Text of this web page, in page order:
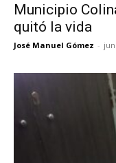
Municipio
quitó la vida
José Manuel Gómez -